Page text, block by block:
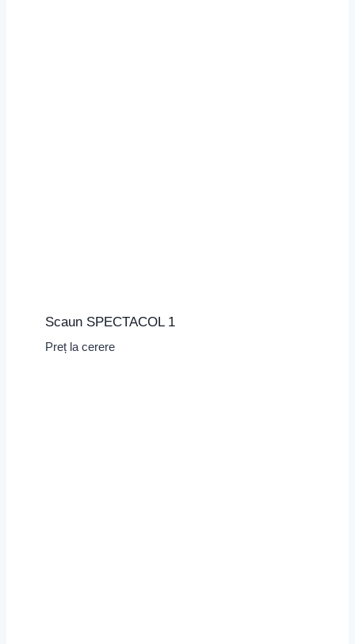
Scaun SPECTACOL 1
Preț la cerere